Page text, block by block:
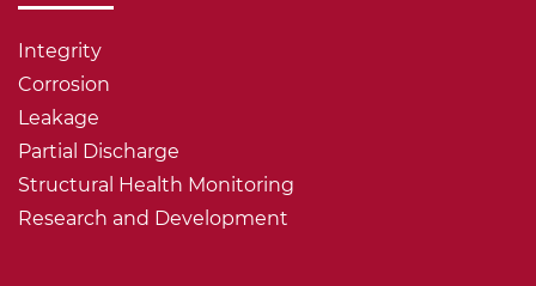
Integrity
Corrosion
Leakage
Partial Discharge
Structural Health Monitoring
Research and Development